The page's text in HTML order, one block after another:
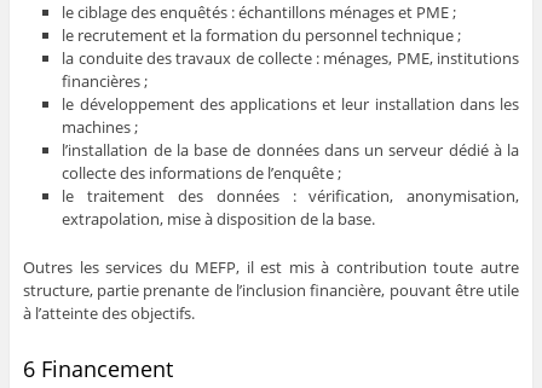
le ciblage des enquêtés : échantillons ménages et PME ;
le recrutement et la formation du personnel technique ;
la conduite des travaux de collecte : ménages, PME, institutions
financières ;
le développement des applications et leur installation dans les
machines ;
l’installation de la base de données dans un serveur dédié à la
collecte des informations de l’enquête ;
le traitement des données : vérification, anonymisation,
extrapolation, mise à disposition de la base.
Outres les services du MEFP, il est mis à contribution toute autre
structure, partie prenante de l’inclusion financière, pouvant être utile
à l’atteinte des objectifs.
6 Financement